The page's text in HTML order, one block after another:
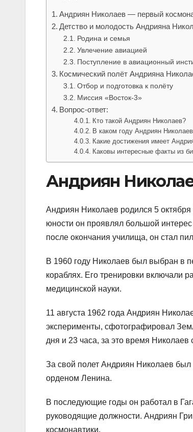
Андриян Николаев — первый
Детство и молодость Андрияна
Родина и семья
Увлечение авиацией
Поступление в авиационный
Космический полёт Андрияна
Отбор и подготовка к полёту
Миссия «Восток-3»
Вопрос-ответ:
Кто такой Андриян Николаев?
В каком году Андриян
Какие достижения имеет
Каковы интересные факты из
Андриян
Андриян Николаев родился 5
юности он проявлял большой
после окончания училища, он стал
В 1960 году Николаев был выбран в
кораблях. Его тренировки включали
медицинской науки.
11 августа 1962 года Андриян
эксперименты, сфотографировал
дня и 23 часа, за это время
За свой полет Андриян Николаев
орденом Ленина.
В последующие годы он работал в
руководящие должности. Андриян
космонавтики.